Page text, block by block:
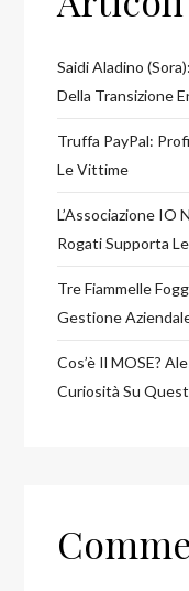
Saidi Aladino
Della Transizione
Truffa PayPal:
Le Vittime
L’Associazione IO
Rogati Supporta
Tre Fiammelle
Gestione
Cos’è Il MOSE?
Curiosità Su